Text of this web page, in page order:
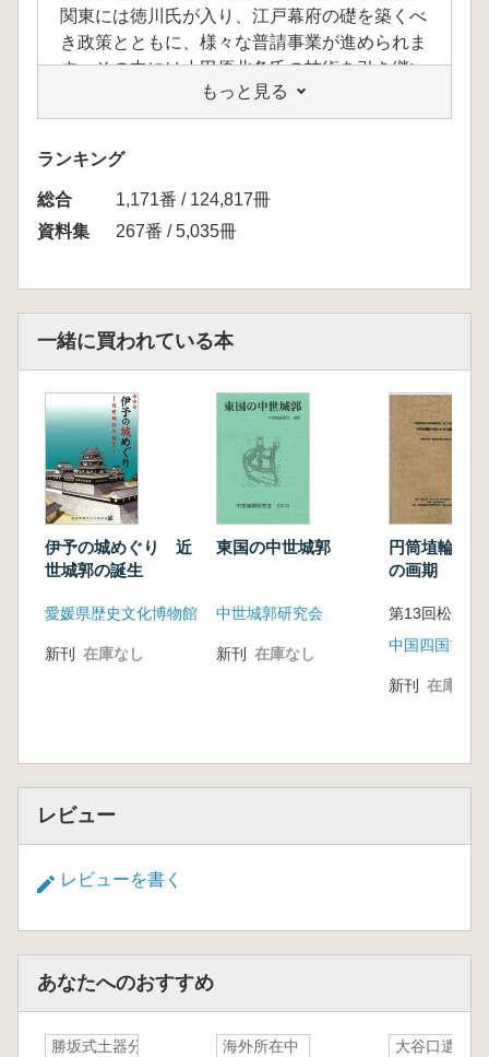
関東には徳川氏が入り、江戸幕府の礎を築くべ
き政策とともに、様々な普請事業が進められま
す。その中には小田原北条氏の技術を引き継い
で実施されたものも少なくありません。例え
ば、「総構」「障子堀」の敷設も小田原北条氏
より広まったとの説があり、小田原北条氏配下
の石工は徳川氏に厚く迎遇され、江戸城築城に
際して活躍しました。
そして今年、小田原城で初めての小田原北条
技術を再考する大変重要な成果となりました。
近年の発掘調査では、関東各地で戦国時代の
諸城の発掘調査事例を取り上げ、小田原北条氏
の城造り・都市造りをテーマに考古学的に小田
原北条氏の築城技術を考えてみたいと思いま
す。(研究会パンフレットより)
<目次>
萩原三雄 戦国期東国の築城技術
佐々木健策【事例報告1】小田原本城にみる築
池谷初恵【事例報告2】伊豆・東駿河の城郭
水本和美【事例報告3】江戸城周辺の最近の調
宇留野主税【事例報告4】北条氏照の城と城下‐
北条氏の影響
出居 博【事例報告7】唐沢山城跡などに見る
松葉 崇 相模国所在の城館跡に見る築城技術
留野主税 常総地域における古河公方の城と小
田原北条氏の城宇
井上哲朗 房総諸勢力の築城技術
佐々木満 武田氏の築城技術
伊藤啓雄 越後上杉氏の築城技術
もっと見る
ランキング
総合
1,171番 / 124,817冊
資料集
267番 / 5,035冊
一緒に買われている本
伊予の城めぐり 近
世城郭の誕生
愛媛県歴史文化博物館
新刊 在庫なし
東国の中世城郭
中世城郭研究会
新刊 在庫なし
円筒埴輪の
の画期 発表
輪集成
新刊 在庫なし
レビュー
レビューを書く
あなたへのおすすめ
勝坂式土器分布調査概
海外所在中
大谷口遺跡